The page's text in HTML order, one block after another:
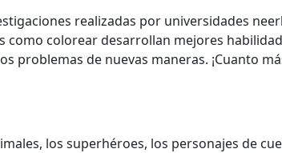
realizadas por universidades
como colorear desarrollan mejores
problemas de nuevas maneras. ¡Cuanto
los superhéroes, los personajes de